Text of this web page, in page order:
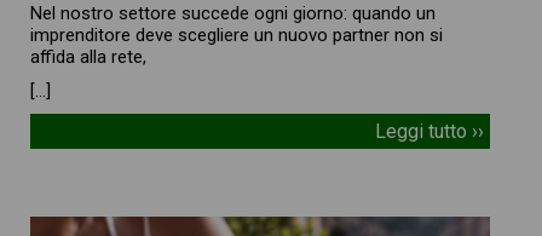
Nel nostro settore succede ogni giorno: quando un
imprenditore deve scegliere un nuovo partner non si
affida alla rete,
[…]
Leggi tutto ››